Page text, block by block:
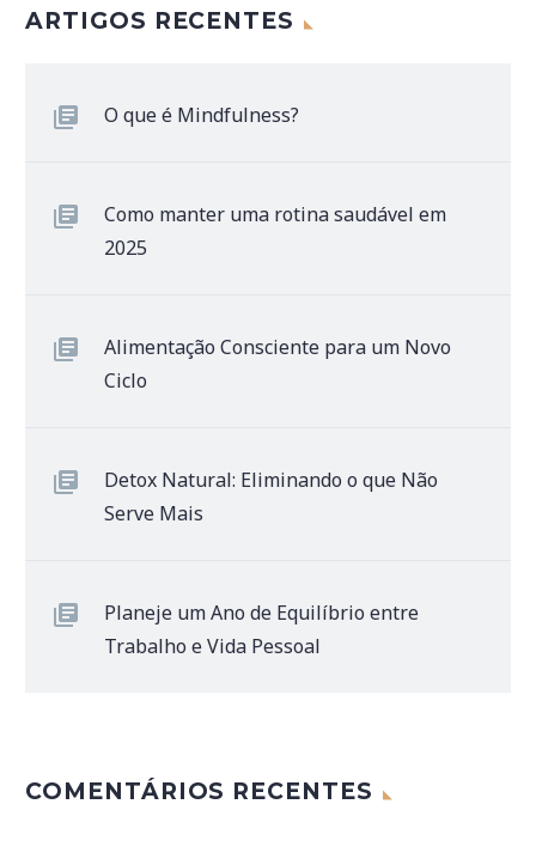
ARTIGOS RECENTES
O que é Mindfulness?
Como manter uma rotina saudável em
2025
Alimentação Consciente para um Novo
Ciclo
Detox Natural: Eliminando o que Não
Serve Mais
Planeje um Ano de Equilíbrio entre
Trabalho e Vida Pessoal
COMENTÁRIOS RECENTES